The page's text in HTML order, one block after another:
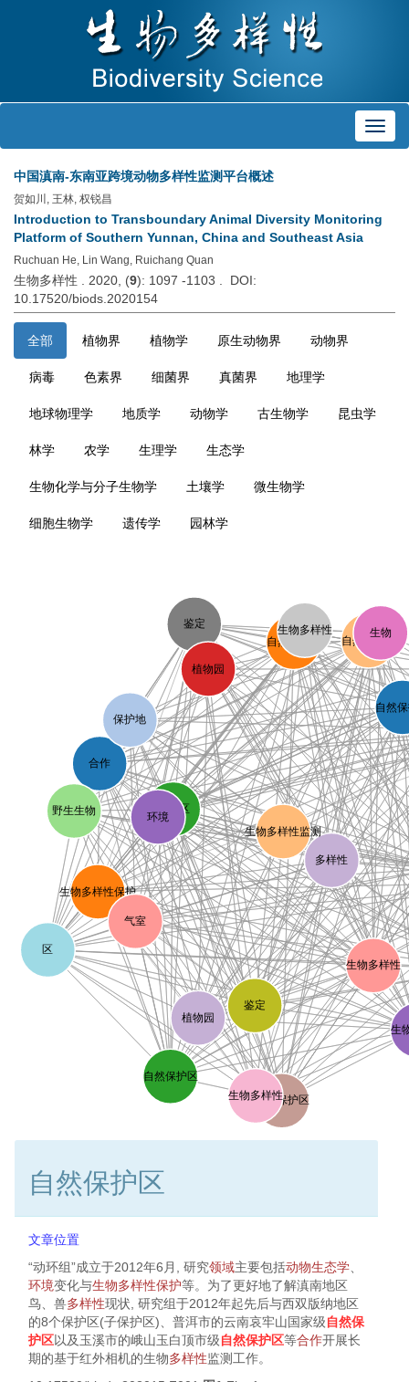
中国滇南-东南亚跨境动物多样性监测平台概述
贺如川, 王林, 权锐昌
Introduction to Transboundary Animal Diversity Monitoring
Platform of Southern Yunnan, China and Southeast Asia
Ruchuan He, Lin Wang, Ruichang Quan
生物多样性 . 2020, (9): 1097 -1103 . DOI:
10.17520/biods.2020154
全部 植物界 植物学 原生动物界 动物界
病毒 色素界 细菌界 真菌界 地理学
地球物理学 地质学 动物学 古生物学 昆虫学
林学 农学 生理学 生态学
生物化学与分子生物学 土壤学 微生物学
细胞生物学 遗传学 园林学
自然
自然保护区 自然保护区
自然保护区
生物多样性
生
多样性
自然保护区
生物
生物多样性
鉴定 生物多样性
鉴定
区
合作
保护地
生物多样性保护
生物多样性监测
分布区
野生生物
植物园
气室
环境
植物园
自然保护区
文章位置
“动环组”成立于2012年6月, 研究领域主要包括动物生态学
环境变化与生物多样性保护等。为了更好地了解滇南地区
鸟、兽多样性现状, 研究组于2012年起先后与西双版纳地区
的8个保护区(子保护区)、普洱市的云南哀牢山国家级自然保
护区以及玉溪市的峨山玉白顶市级自然保护区等合作开展长
期的基于红外相机的生物多样性监测工作。